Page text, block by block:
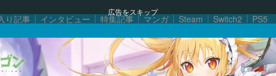
広告をスキップ
り記事 インタビュー 特集記事 マンガ Steam Switch2 PS5